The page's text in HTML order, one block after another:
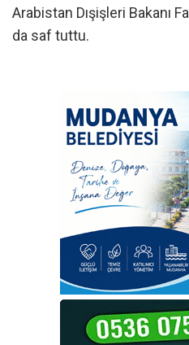
Arabistan Dışişleri Bakanı
da saf tuttu.